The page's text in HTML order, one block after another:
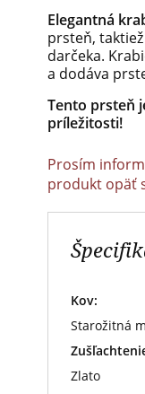
Elegantná
prsteň,
darčeka.
a dodáva
Tento prsteň
príležitosti!
Prosím
produkt opäť
Kov:
Starožitná
Zlato